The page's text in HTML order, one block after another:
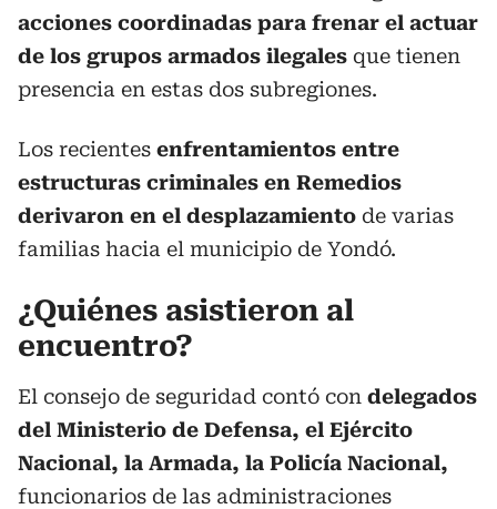
acciones coordinadas para frenar el actuar
de los grupos armados ilegales que tienen
presencia en estas dos subregiones.
Los recientes enfrentamientos entre
estructuras criminales en Remedios
derivaron en el desplazamiento de varias
familias hacia el municipio de Yondó.
¿Quiénes asistieron al
encuentro?
El consejo de seguridad contó con delegados
del Ministerio de Defensa, el Ejército
Nacional, la Armada, la Policía Nacional,
funcionarios de las administraciones